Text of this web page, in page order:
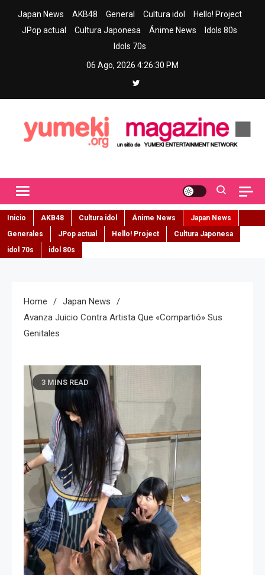
Japan News AKB48 General Cultura idol
Hello! Project
JPop actual
Cultura Japonesa Ánime News
Idols 80s
Idols 70s
06 Ago, 2026 4:26:31 PM
Inicio AKB48 Cultura idol Ánime News
Japan News
Generales
JPop actual Hello! Project
Cultura Japonesa
idol 70s
idol 80s
Home
Japan News
Avanza Juicio Contra Artista Que «compartió» Sus
Genitales
3 MINS READ